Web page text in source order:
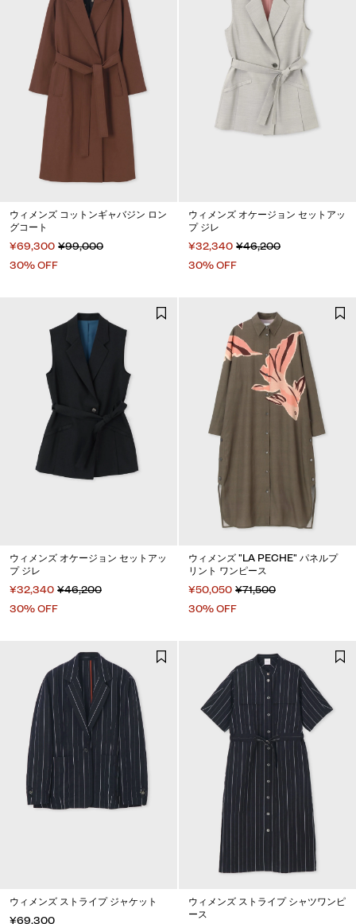
ウィメンズ コットンギャバジン ロン
グコート
¥69,300 ¥99,000
30% OFF
ウィメンズ オケージョン セットアッ
プ ジレ
¥32,340 ¥46,200
30% OFF
ウィメンズ オケージョン セットアッ
プ ジレ
¥32,340 ¥46,200
30% OFF
ウィメンズ "LA PECHE" パネルプ
リント ワンピース
¥50,050 ¥71,500
30% OFF
ウィメンズ ストライプ ジャケット
¥69,300
ウィメンズ ストライプ シャツワンピ
ース